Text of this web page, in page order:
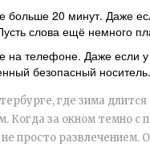
больше 20 минут. Даже
слова ещё немного
на телефоне. Даже если
безопасный носитель.
где зима
Когда за окном темно с
просто развлечением.